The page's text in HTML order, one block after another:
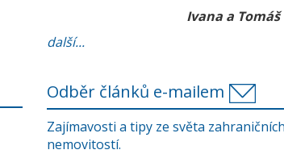
Ivana a
další...
Odběr článků e-mailem
Zajímavosti a tipy ze světa zahraničních
nemovitostí.